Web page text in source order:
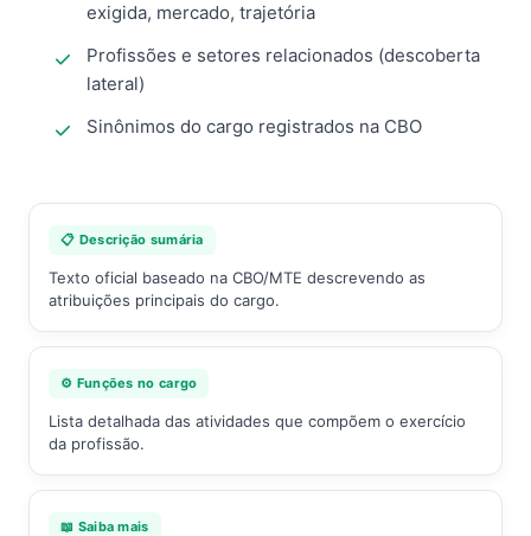
exigida, mercado, trajetória
Profissões e setores relacionados (descoberta
lateral)
Sinônimos do cargo registrados na CBO
📋 Descrição sumária
Texto oficial baseado na CBO/MTE descrevendo as
atribuições principais do cargo.
⚙️ Funções no cargo
Lista detalhada das atividades que compõem o exercício
da profissão.
📖 Saiba mais